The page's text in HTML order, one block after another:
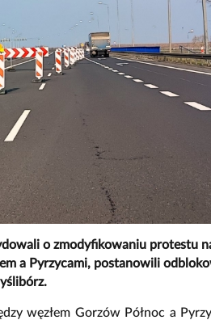
o zmodyfikowaniu protestu
a Pyrzycami, postanowili
węzłem Gorzów Północ a